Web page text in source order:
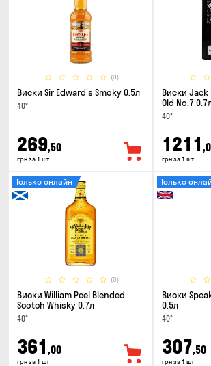
(0)
Виски Sir Edward's Smoky 0.5л
40°
269,50
грн за 1 шт
Виски Jack
Old No.7
коробке
40°
1211
грн за 1 шт
(0)
Только онлайн
Виски William Peel Blended
Scotch Whisky 0.7л
40°
361 ,00
грн за 1 шт
Только
Виски
0.5л
40°
307,50
грн за 1 шт